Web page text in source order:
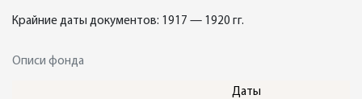
Крайние даты документов: 1917 — 1920 гг.
Описи фонда
Даты